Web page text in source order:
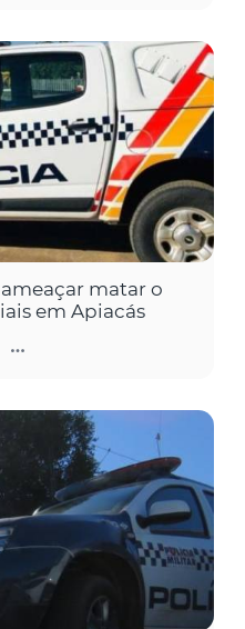
matar o
em Apiacás